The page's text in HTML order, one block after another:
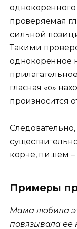
однокоренного
проверяемая
сильной
Такими
однокоренное
гласная «о»
произносится
корне, пишем –
Примеры
Мама любила
повязывала её